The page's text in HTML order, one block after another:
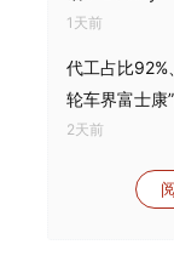
1天前
代工占比92%
轮车界富士康
2天前